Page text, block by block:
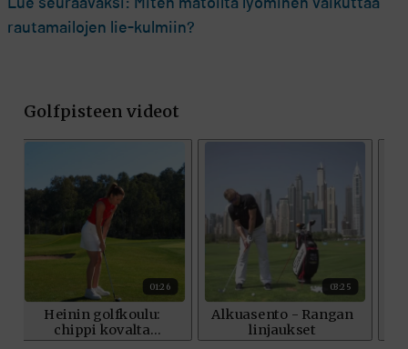
Lue seuraavaksi: Miten matoilta lyöminen vaikuttaa
rautamailojen lie-kulmiin?